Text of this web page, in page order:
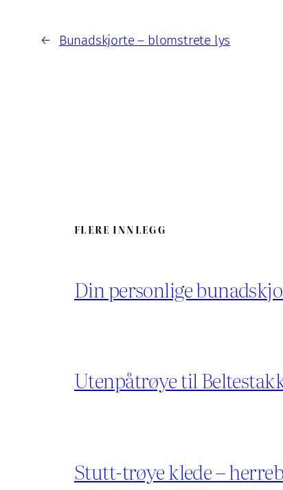
← Bunadskjorte – blomstrete lys
FLERE INNLEGG
Din personlige
Utenpåtrøye til
Stutt-trøye klede –